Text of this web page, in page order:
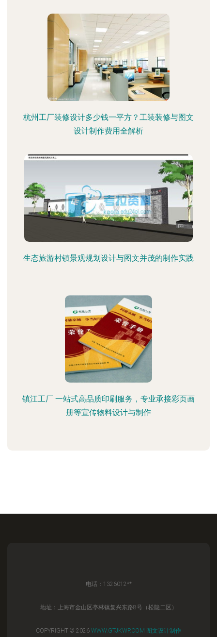
杭州工厂装修设计多少钱一平方？工装装修与图文
设计制作费用全解析
生态旅游村镇景观规划设计与图文并茂的制作实践
镇江工厂 一站式高品质印刷服务，专业承接彩页画
册等宣传物料设计与制作
电话：1326012**
地址：上海市金山区亭林镇复兴东路8号（松隐二区）
COPYRIGHT © 2026 WWW.GTJKWP.COM 图文设计制作